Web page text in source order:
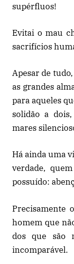
supérfluos!
Evitai o mau
sacrifícios
Apesar de
as grandes
para aqueles
solidão a
mares
Há ainda uma
verdade,
possuído:
Precisamente
homem que
dos que são
incomparável.